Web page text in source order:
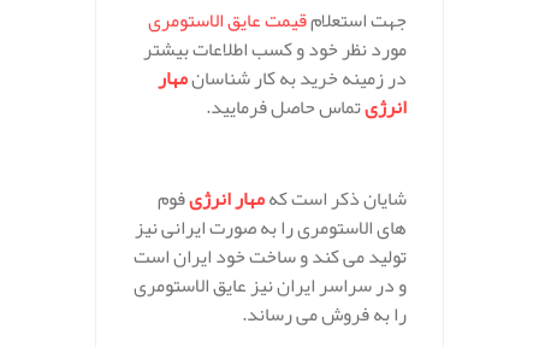
جهت استعلامقیمت عایق الاستومری
مورد نظر خود و کسب اطلاعات بیشتر
در زمینه خرید به کار شناسانمهار
انرژیتماس حاصل فرمایید.
شایان ذکر است کهمهار انرژیفوم
های الاستومری را به صورت ایرانی نیز
تولید می کند و ساخت خود ایران است
و در سراسر ایران نیز عایق الاستومری
را به فروش می رساند.